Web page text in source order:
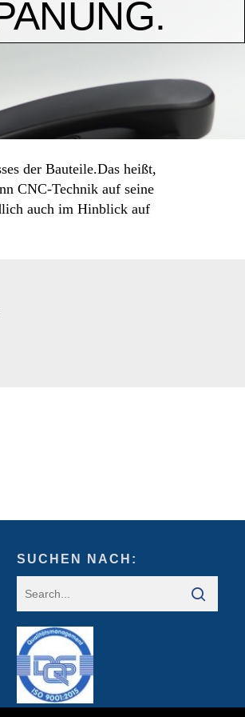
der Bauteile.Das heißt,
CNC-Technik auf seine
auch im Hinblick auf
SUCHEN NACH: